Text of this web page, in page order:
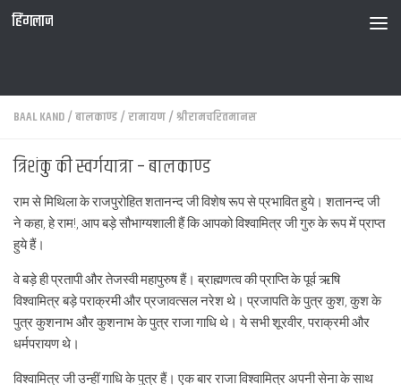
हिंगलाज
BAAL KAND/बालकाण्ड/रामायण/श्रीरामचरितमानस
त्रिशंकु की स्वर्गयात्रा – बालकाण्ड
राम से मिथिला के राजपुरोहित शतानन्द जी विशेष रूप से प्रभावित हुये। शतानन्द जी
ने कहा, हे राम!, आप बड़े सौभाग्यशाली हैं कि आपको विश्वामित्र जी गुरु के रूप में प्राप्त
हुये हैं।
वे बड़े ही प्रतापी और तेजस्वी महापुरुष हैं। ब्राह्मणत्व की प्राप्ति के पूर्व ऋषि
विश्वामित्र बड़े पराक्रमी और प्रजावत्सल नरेश थे। प्रजापति के पुत्र कुश, कुश के
पुत्र कुशनाभ और कुशनाभ के पुत्र राजा गाधि थे। ये सभी शूरवीर, पराक्रमी और
धर्मपरायण थे।
विश्वामित्र जी उन्हीं गाधि के पुत्र हैं। एक बार राजा विश्वामित्र अपनी सेना के साथ